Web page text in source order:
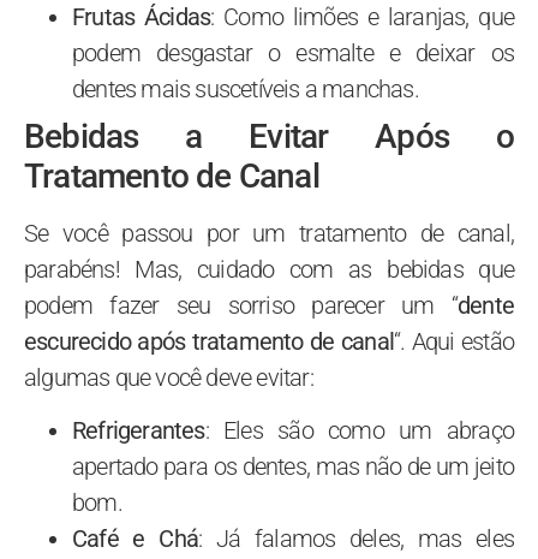
Frutas Ácidas: Como limões e laranjas, que
podem desgastar o esmalte e deixar os
dentes mais suscetíveis a manchas.
Bebidas a Evitar Após o
Tratamento de Canal
Se você passou por um tratamento de canal,
parabéns! Mas, cuidado com as bebidas que
podem fazer seu sorriso parecer um “dente
escurecido após tratamento de canal“. Aqui estão
algumas que você deve evitar:
Refrigerantes: Eles são como um abraço
apertado para os dentes, mas não de um jeito
bom.
Café e Chá: Já falamos deles, mas eles